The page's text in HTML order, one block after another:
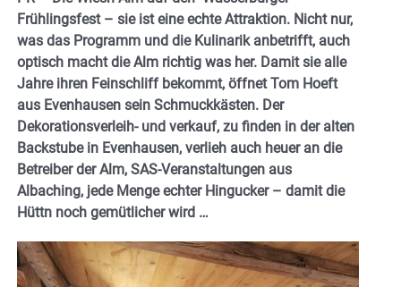
Frühlingsfest – sie ist eine echte Attraktion. Nicht nur,
was das Programm und die Kulinarik anbetrifft, auch
optisch macht die Alm richtig was her. Damit sie alle
Jahre ihren Feinschliff bekommt, öffnet Tom Hoeft
aus Evenhausen sein Schmuckkästen. Der
Dekorationsverleih- und verkauf, zu finden in der alten
Backstube in Evenhausen, verlieh auch heuer an die
Betreiber der Alm, SAS-Veranstaltungen aus
Albaching, jede Menge echter Hingucker – damit die
Hüttn noch gemütlicher wird …